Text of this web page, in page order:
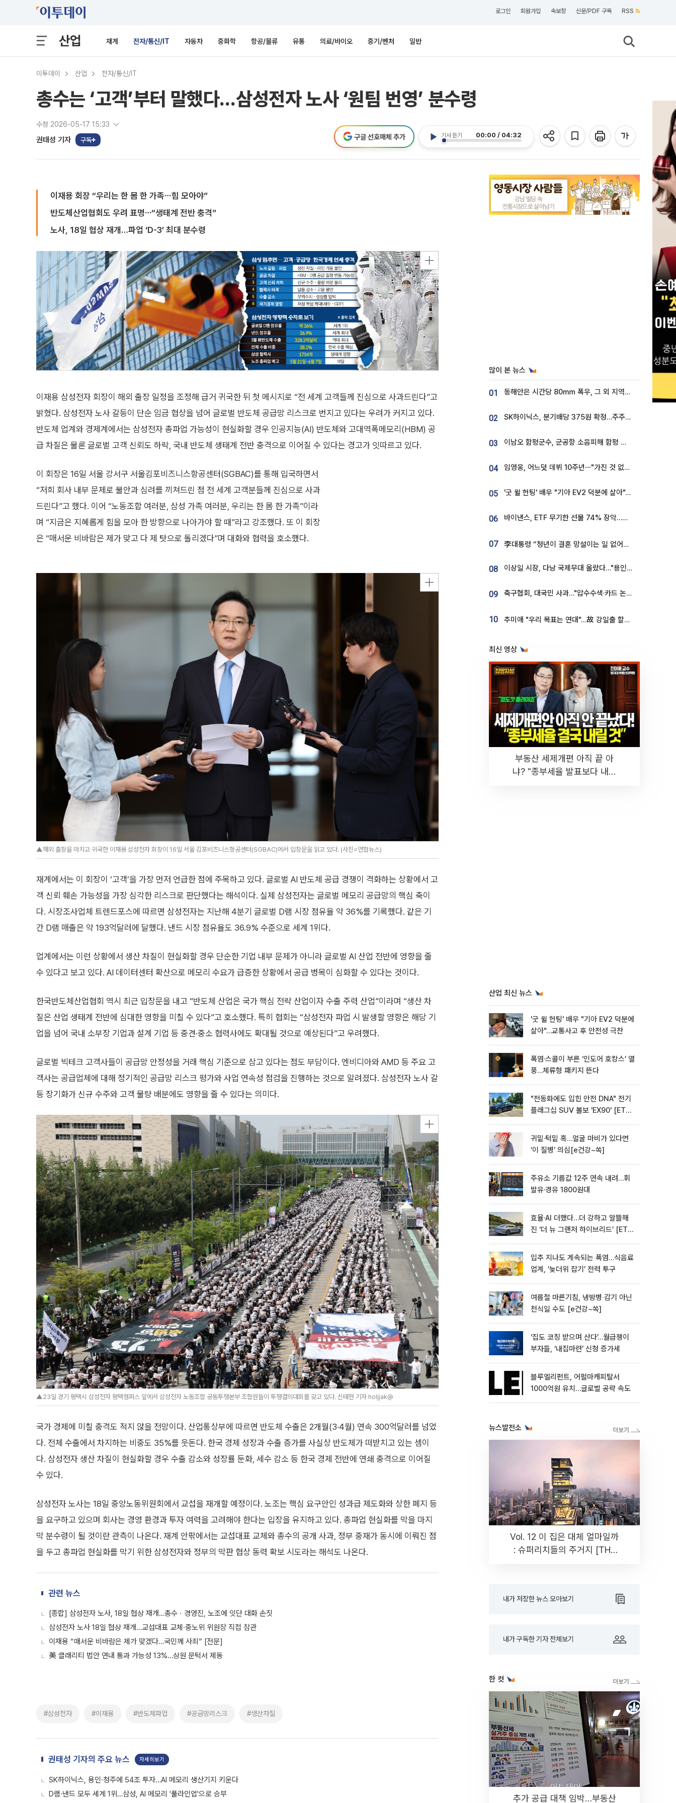
로그인 회원가입 속보창 신문/PDF 구독 RSS
산업 재계 전자/통신/IT 자동차 중화학 항공/물류 유통 의료/바이오 중기/벤처 일반
이투데이 산업 전자/통신/IT
총수는 ‘고객’부터 말했다…삼성전자 노사 ‘원팀 번영’ 분수령
수정 2026-05-17 15:33
권태성 기자 구독
기사 듣기 00:00 / 04:32
구글 선호매체 추가
이재용 회장 “우리는 한 몸 한 가족⋯힘 모아야”
반도체산업협회도 우려 표명⋯“생태계 전반 충격”
노사, 18일 협상 재개…파업 ‘D-3’ 최대 분수령
이재용 삼성전자 회장이 해외 출장 일정을 조정해 급거 귀국한 뒤 첫 메시지로 “전 세계 고객들께 진심으로 사과드린다”고
밝혔다. 삼성전자 노사 갈등이 단순 임금 협상을 넘어 글로벌 반도체 공급망 리스크로 번지고 있다는 우려가 커지고 있다.
반도체 업계와 경제계에서는 삼성전자 총파업 가능성이 현실화할 경우 인공지능(AI) 반도체와 고대역폭메모리(HBM) 공
급 차질은 물론 글로벌 고객 신뢰도 하락, 국내 반도체 생태계 전반 충격으로 이어질 수 있다는 경고가 잇따르고 있다.
이 회장은 16일 서울 강서구 서울김포비즈니스항공센터(SGBAC)를 통해 입국하면서
“저희 회사 내부 문제로 불안과 심려를 끼쳐드린 점 전 세계 고객분들께 진심으로 사과
드린다”고 했다. 이어 “노동조합 여러분, 삼성 가족 여러분, 우리는 한 몸 한 가족”이라
며 “지금은 지혜롭게 힘을 모아 한 방향으로 나아가야 할 때”라고 강조했다. 또 이 회장
은 “매서운 비바람은 제가 맞고 다 제 탓으로 돌리겠다”며 대화와 협력을 호소했다.
▲해외 출장을 마치고 귀국한 이재용 삼성전자 회장이 16일 서울 김포비즈니스항공센터(SGBAC)에서 입장문을 읽고 있다. (사진=연합뉴스)
재계에서는 이 회장이 ‘고객’을 가장 먼저 언급한 점에 주목하고 있다. 글로벌 AI 반도체 공급 경쟁이 격화하는 상황에서 고
객 신뢰 훼손 가능성을 가장 심각한 리스크로 판단했다는 해석이다. 실제 삼성전자는 글로벌 메모리 공급망의 핵심 축이
다. 시장조사업체 트렌드포스에 따르면 삼성전자는 지난해 4분기 글로벌 D램 시장 점유율 약 36%를 기록했다. 같은 기
간 D램 매출은 약 193억달러에 달했다. 낸드 시장 점유율도 36.9% 수준으로 세계 1위다.
업계에서는 이런 상황에서 생산 차질이 현실화할 경우 단순한 기업 내부 문제가 아니라 글로벌 AI 산업 전반에 영향을 줄
수 있다고 보고 있다. AI 데이터센터 확산으로 메모리 수요가 급증한 상황에서 공급 병목이 심화할 수 있다는 것이다.
한국반도체산업협회 역시 최근 입장문을 내고 “반도체 산업은 국가 핵심 전략 산업이자 수출 주력 산업”이라며 “생산 차
질은 산업 생태계 전반에 심대한 영향을 미칠 수 있다”고 호소했다. 특히 협회는 “삼성전자 파업 시 발생할 영향은 해당 기
업을 넘어 국내 소부장 기업과 설계 기업 등 중견·중소 협력사에도 확대될 것으로 예상된다”고 우려했다.
글로벌 빅테크 고객사들이 공급망 안정성을 거래 핵심 기준으로 삼고 있다는 점도 부담이다. 엔비디아와 AMD 등 주요 고
객사는 공급업체에 대해 정기적인 공급망 리스크 평가와 사업 연속성 점검을 진행하는 것으로 알려졌다. 삼성전자 노사 갈
등 장기화가 신규 수주와 고객 물량 배분에도 영향을 줄 수 있다는 의미다.
▲23일 경기 평택시 삼성전자 평택캠퍼스 앞에서 삼성전자 노동조합 공동투쟁본부 조합원들이 투쟁결의대회를 갖고 있다. 신태현 기자 holjjak@
국가 경제에 미칠 충격도 적지 않을 전망이다. 산업통상부에 따르면 반도체 수출은 2개월(3·4월) 연속 300억달러를 넘었
다. 전체 수출에서 차지하는 비중도 35%를 웃돈다. 한국 경제 성장과 수출 증가를 사실상 반도체가 떠받치고 있는 셈이
다. 삼성전자 생산 차질이 현실화할 경우 수출 감소와 성장률 둔화, 세수 감소 등 한국 경제 전반에 연쇄 충격으로 이어질
수 있다.
삼성전자 노사는 18일 중앙노동위원회에서 교섭을 재개할 예정이다. 노조는 핵심 요구안인 성과급 제도화와 상한 폐지 등
을 요구하고 있으며 회사는 경영 환경과 투자 여력을 고려해야 한다는 입장을 유지하고 있다. 총파업 현실화를 막을 마지
막 분수령이 될 것이란 관측이 나온다. 재계 안팎에서는 교섭대표 교체와 총수의 공개 사과, 정부 중재가 동시에 이뤄진 점
을 두고 총파업 현실화를 막기 위한 삼성전자와 정부의 막판 협상 동력 확보 시도라는 해석도 나온다.
관련 뉴스
[종합] 삼성전자 노사, 18일 협상 재개…총수ㆍ경영진, 노조에 잇단 대화 손짓
삼성전자 노사 18일 협상 재개…교섭대표 교체·중노위 위원장 직접 참관
이재용 “매서운 비바람은 제가 맞겠다…국민께 사죄” [전문]
美 클래리티 법안 연내 통과 가능성 13%…상원 문턱서 제동
#삼성전자 #이재용 #반도체파업 #공급망리스크 #생산차질
권태성 기자의 주요 뉴스 자세히보기
SK하이닉스, 용인·청주에 54조 투자…AI 메모리 생산기지 키운다
D램·낸드 모두 세계 1위…삼성, AI 메모리 '풀라인업'으로 승부
많이 본 뉴스
01 동해안은 시간당 80㎜ 폭우, 그 외 지역은 폭염…‘극과 극 날씨’
02 SK하이닉스, 분기배당 375원 확정…주주환원책 9월로 앞당겨 발표
03 이남오 함평군수, 군공항 소음피해 함평 보상 요구
04 임영웅, 어느덧 데뷔 10주년⋯"가진 것 없던 시절, 내 앞엔 20명의 팬뿐"
05 '굿 윌 헌팅' 배우 "기아 EV2 덕분에 살아"…교통사고 후 안전성 극찬
06 바이낸스, ETF 무기한 선물 74% 장악…한국 레버리지 ETF 거래 급증 [e가상자산]
07 李대통령 “청년이 결혼 망설이는 일 없어야...제도상 불이익 조사”
08 이상일 시장, 다낭 국제무대 올랐다…"용인, 세계 최대 반도체 도시 된다"
09 축구협회, 대국민 사과…"압수수색·카드 논란 사죄, 강도 높은 쇄신"
10 추미애 "우리 목표는 연대"…故 강일출 할머니 흉상 제막
최신 영상
부동산 세제개편 아직 끝 아
냐? "종부세율 발표보다 내릴
산업 최신 뉴스
'굿 윌 헌팅' 배우 "기아 EV2 덕분에
살아"…교통사고 후 안전성 극찬
폭염·스콜이 부른 ‘인도어 호캉스’ 열
풍…체류형 패키지 뜬다
"전동화에도 입힌 안전 DNA" 전기
플래그십 SUV 볼보 'EX90' [ET의
귀밑·턱밑 혹…얼굴 마비가 있다면
‘이 질병’ 의심[e건강~쏙]
주유소 기름값 12주 연속 내려…휘
발유·경유 1800원대
효율·AI 더했다…더 강하고 알뜰해
진 ‘더 뉴 그랜저 하이브리드’ [ET의
입추 지나도 계속되는 폭염…식음료
업계, ‘늦더위 잡기’ 전력 투구
여름철 마른기침, 냉방병‧감기 아닌
천식일 수도 [e건강~쏙]
‘집도 코칭 받으며 산다’…월급쟁이
부자들, ‘내집마련’ 신청 증가세
블루엘리펀트, 어펄마캐피탈서
1000억원 유치…글로벌 공략 속도
뉴스발전소
Vol. 12 이 집은 대체 얼마일까
: 슈퍼리치들의 주거지 [THE
내가 저장한 뉴스 모아보기
내가 구독한 기자 전체보기
한 컷
추가 공급 대책 임박…부동산